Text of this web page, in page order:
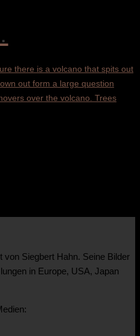
von Siegbert Hahn. Seine Bilder
in Europe, USA, Japan